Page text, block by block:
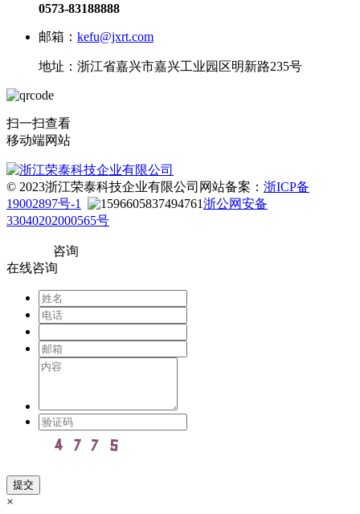
0573-83188888
邮箱： kefu@jxrt.com
地址：浙江省嘉兴市嘉兴工业园区明新路235号
扫一扫查看
移动端网站
© 2023浙江荣泰科技企业有限公司 网站备案： 浙ICP备
19002897号-1
浙公网安备
33040202000565号
咨询
在线咨询
×